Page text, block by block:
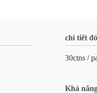
chi tiết
30ctns /
Khả